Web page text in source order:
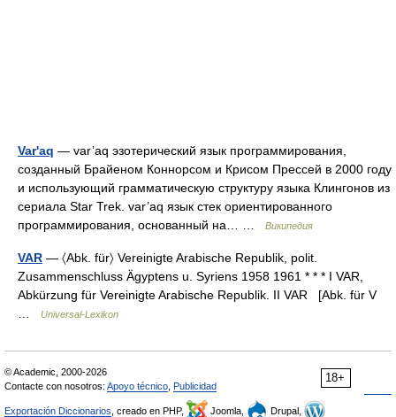
Var'aq — var’aq эзотерический язык программирования,
созданный Брайеном Коннорсом и Крисом Прессей в 2000 году
и использующий грамматическую структуру языка Клингонов из
сериала Star Trek. var’aq язык стек ориентированного
программирования, основанный на… …
Википедия
VAR — 〈Abk. für〉 Vereinigte Arabische Republik, polit.
Zusammenschluss Ägyptens u. Syriens 1958 1961 * * * I VAR,
Abkürzung für Vereinigte Arabische Republik. II VAR [Abk. für V
Universal-Lexikon
18+
© Academic, 2000-2026
Contacte con nosotros: Apoyo técnico Publicidad
Exportación Diccionarios , creado en PHP, Joomla,
Drupal,